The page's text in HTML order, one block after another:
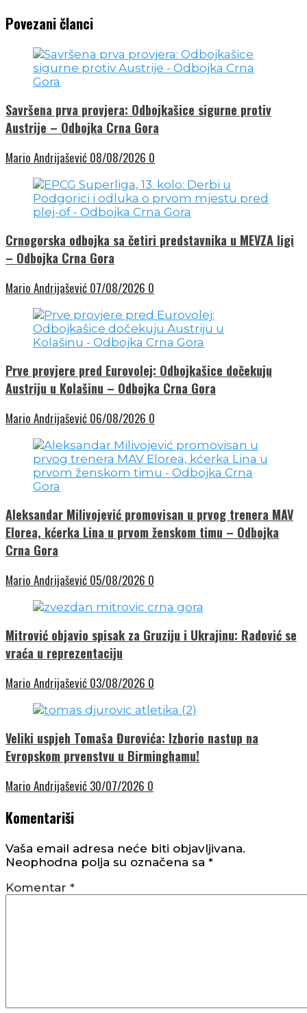
Povezani članci
Savršena prva provjera: Odbojkašice sigurne protiv
Austrije – Odbojka Crna Gora
Mario Andrijašević 08/08/2026 0
Crnogorska odbojka sa četiri predstavnika u MEVZA ligi
– Odbojka Crna Gora
Mario Andrijašević 07/08/2026 0
Prve provjere pred Eurovolej: Odbojkašice dočekuju
Austriju u Kolašinu – Odbojka Crna Gora
Mario Andrijašević 06/08/2026 0
Aleksandar Milivojević promovisan u prvog trenera MAV
Elorea, kćerka Lina u prvom ženskom timu – Odbojka
Crna Gora
Mario Andrijašević 05/08/2026 0
Mitrović objavio spisak za Gruziju i Ukrajinu: Radović se
vraća u reprezentaciju
Mario Andrijašević 03/08/2026 0
Veliki uspjeh Tomaša Đurovića: Izborio nastup na
Evropskom prvenstvu u Birminghamu!
Mario Andrijašević 30/07/2026 0
Komentariši
Vaša email adresa neće biti objavljivana.
Neophodna polja su označena sa *
Komentar *